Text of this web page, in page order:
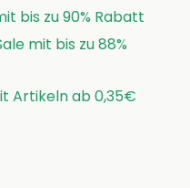
bis zu 90% Rabatt
mit bis zu 88%
Artikeln ab 0,35€